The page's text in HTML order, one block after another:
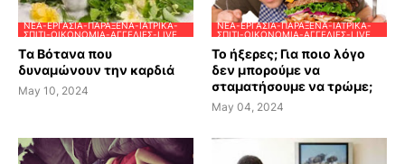
ΝΈΑ-ΕΡΓΑΣΊΑ-ΠΑΡΆΞΕΝΑ-ΙΑΤΡΙΚΆ-
ΣΠΊΤΙ-ΟΙΚΟΝΟΜΊΑ-ΑΓΓΕΛΊΕΣ-LIVE
Tα Βότανα που
δυναμώνουν την καρδιά
May 10, 2024
ΝΈΑ-ΕΡΓΑΣΊΑ-ΠΑΡΆΞΕΝΑ-ΙΑΤΡΙΚΆ-
ΣΠΊΤΙ-ΟΙΚΟΝΟΜΊΑ-ΑΓΓΕΛΊΕΣ-LIVE
Το ήξερες; Για ποιο λόγο
δεν μπορούμε να
σταματήσουμε να τρώμε;
May 04, 2024